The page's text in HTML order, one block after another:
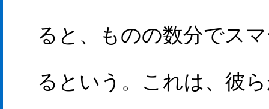
ると、ものの数分でス
るという。これは、彼